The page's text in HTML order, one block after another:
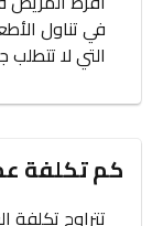
في تناول
التي لا
كم تكلفة